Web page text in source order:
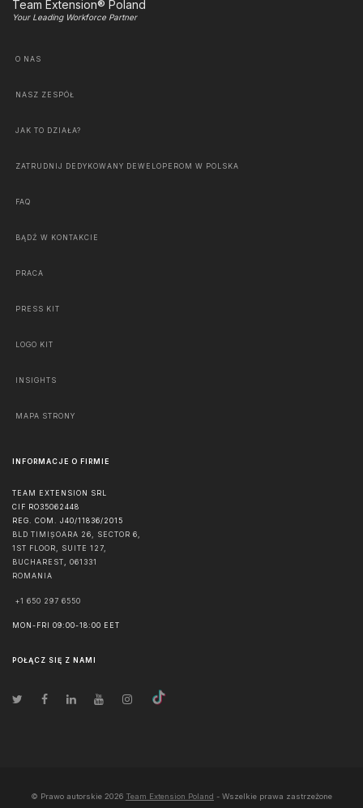
Team Extension® Poland
Your Leading Workforce Partner
O NAS
NASZ ZESPÓŁ
JAK TO DZIAŁA?
ZATRUDNIJ DEDYKOWANY DEWELOPEROM W POLSKA
FAQ
BĄDŹ W KONTAKCIE
PRACA
PRESS KIT
LOGO KIT
INSIGHTS
MAPA STRONY
INFORMACJE O FIRMIE
TEAM EXTENSION SRL
CIF RO35062448
REG. COM. J40/11836/2015
BLD TIMIȘOARA 26, SECTOR 6,
1ST FLOOR, SUITE 127,
BUCHAREST, 061331
ROMANIA
+1 650 297 6550
MON-FRI 09:00-18:00 EET
POŁĄCZ SIĘ Z NAMI
© Prawo autorskie 2026 Team Extension Poland - Wszelkie prawa zastrzeżone